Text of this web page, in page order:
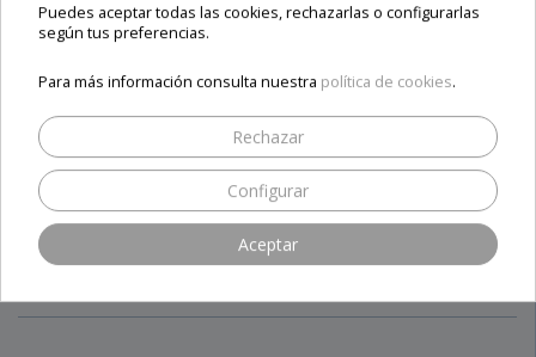
INFORMACIÓN
Novedades
Ofertas
Lo más vendido
Blog
Sobre nosotros
Contacto
Términos y condiciones
Puedes aceptar todas las cookies, rechazarlas o configurarlas
según tus preferencias.
Para más información consulta nuestra política de cookies.
Rechazar
Configurar
Aceptar